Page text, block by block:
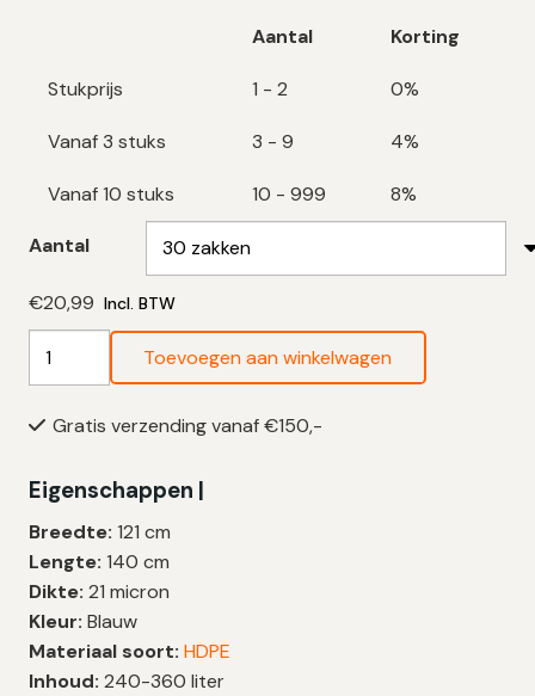
Aantal Korting
Stukprijs 1 - 2 0%
Vanaf 3 stuks 3 - 9 4%
Vanaf 10 stuks 10 - 999 8%
Aantal
€20,99 Incl. BTW
Liter
HDPE
|
T30
|
121×140
cm
–
Toevoegen aan winkelwagen
Gratis verzending vanaf €150,-
Eigenschappen |
Breedte: 121 cm
Lengte: 140 cm
Dikte: 21 micron
Kleur: Blauw
Materiaal soort: HDPE
Inhoud: 240-360 liter